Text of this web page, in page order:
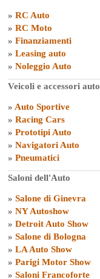
» RC Auto
» RC Moto
» Finanziamenti
» Leasing auto
» Noleggio Auto
Veicoli e accessori auto
» Auto Sportive
» Racing Cars
» Prototipi Auto
» Navigatori Auto
» Pneumatici
Saloni dell'Auto
» Salone di Ginevra
» NY Autoshow
» Detroit Auto Show
» Salone di Bologna
» LA Auto Show
» Parigi Motor Show
» Saloni Francoforte